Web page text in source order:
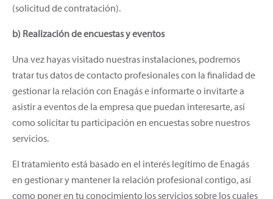
(solicitud de contratación).
b) Realización de encuestas y eventos
Una vez hayas visitado nuestras instalaciones, podremos
tratar tus datos de contacto profesionales con la finalidad de
gestionar la relación con Enagás e informarte o invitarte a
asistir a eventos de la empresa que puedan interesarte, así
como solicitar tu participación en encuestas sobre nuestros
servicios.
El tratamiento está basado en el interés legítimo de Enagás
en gestionar y mantener la relación profesional contigo, así
como poner en tu conocimiento los servicios sobre los cuales